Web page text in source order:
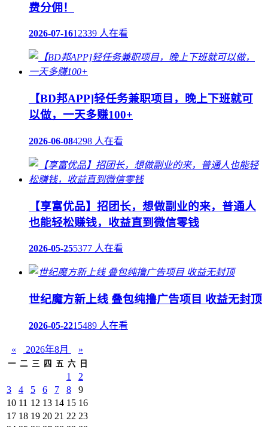
费分佣！
2026-07-1612339 人在看
【BD邦APP]轻任务兼职项目，晚上下班就可
以做，一天多赚100+
2026-06-084298 人在看
【享富优品】招团长，想做副业的来，普通人
也能轻松赚钱，收益直到微信零钱
2026-05-255377 人在看
世纪魔方新上线 叠包纯撸广告项目 收益无封顶
2026-05-2215489 人在看
« 2026年8月 »
一 二 三 四 五 六 日
1
2
3
4 5 6 7 8
9
10 11 12 13 14 15 16
17 18 19 20 21 22 23